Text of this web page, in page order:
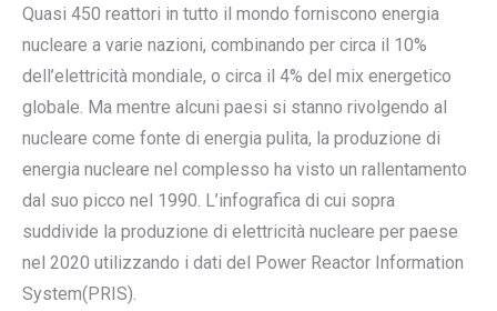
Quasi 450 reattori in tutto il mondo forniscono energia
nucleare a varie nazioni, combinando per circa il 10%
dell’elettricità mondiale, o circa il 4% del mix energetico
globale. Ma mentre alcuni paesi si stanno rivolgendo al
nucleare come fonte di energia pulita, la produzione di
energia nucleare nel complesso ha visto un rallentamento
dal suo picco nel 1990. L’infografica di cui sopra
suddivide la produzione di elettricità nucleare per paese
nel 2020 utilizzando i dati del Power Reactor Information
System(PRIS).